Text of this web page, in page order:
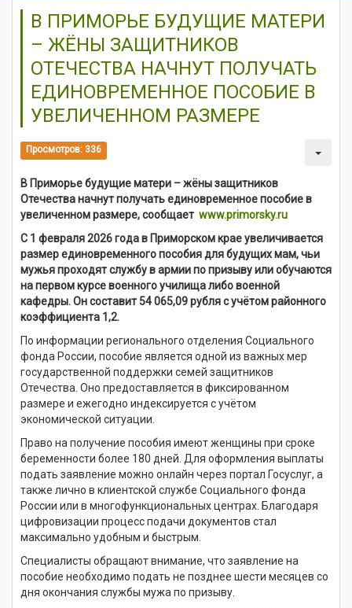
В ПРИМОРЬЕ БУДУЩИЕ МАТЕРИ
– ЖЁНЫ ЗАЩИТНИКОВ
ОТЕЧЕСТВА НАЧНУТ ПОЛУЧАТЬ
ЕДИНОВРЕМЕННОЕ ПОСОБИЕ В
УВЕЛИЧЕННОМ РАЗМЕРЕ
Просмотров: 336
В Приморье будущие матери – жёны защитников
Отечества начнут получать единовременное пособие в
увеличенном размере, сообщает www.primorsky.ru
С 1 февраля 2026 года в Приморском крае увеличивается
размер единовременного пособия для будущих мам, чьи
мужья проходят службу в армии по призыву или обучаются
на первом курсе военного училища либо военной
кафедры. Он составит 54 065,09 рубля с учётом районного
коэффициента 1,2.
По информации регионального отделения Социального
фонда России, пособие является одной из важных мер
государственной поддержки семей защитников
Отечества. Оно предоставляется в фиксированном
размере и ежегодно индексируется с учётом
экономической ситуации.
Право на получение пособия имеют женщины при сроке
беременности более 180 дней. Для оформления выплаты
подать заявление можно онлайн через портал Госуслуг, а
также лично в клиентской службе Социального фонда
России или в многофункциональных центрах. Благодаря
цифровизации процесс подачи документов стал
максимально удобным и быстрым.
Специалисты обращают внимание, что заявление на
пособие необходимо подать не позднее шести месяцев со
дня окончания службы мужа по призыву.